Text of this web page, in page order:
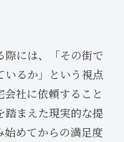
際には、「その街で
いるか」という視点
社に依頼すること
踏まえた現実的な提
めてからの満足度